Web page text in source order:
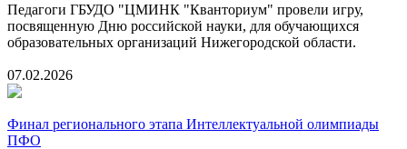
Педагоги ГБУДО "ЦМИНК "Кванториум" провели игру,
посвященную Дню российской науки, для обучающихся
образовательных организаций Нижегородской области.
07.02.2026
Финал регионального этапа Интеллектуальной олимпиады
ПФО